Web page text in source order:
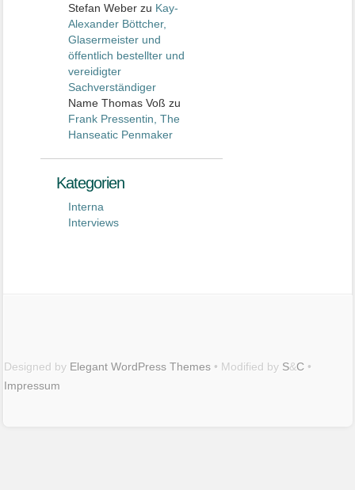
Stefan Weber zu Kay-
Alexander Böttcher,
Glasermeister und
öffentlich bestellter und
vereidigter
Sachverständiger
Name Thomas Voß zu
Frank Pressentin, The
Hanseatic Penmaker
Kategorien
Interna
Interviews
Designed by Elegant WordPress Themes • Modified by S&C •
Impressum